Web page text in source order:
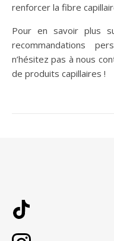
renforcer la fibre
Pour en savoir plus
recommandations
n’hésitez pas à nous
de produits capillaires !